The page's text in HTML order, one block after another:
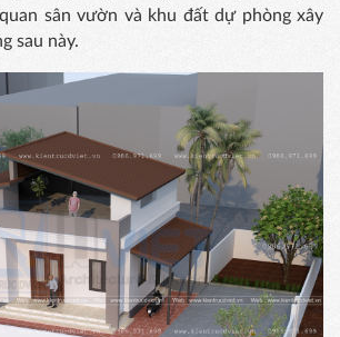
sân vườn và khu đất dự phòng xây
sau này.